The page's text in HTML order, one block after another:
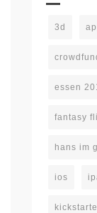
3d
essen
fantasy
hans im
ios